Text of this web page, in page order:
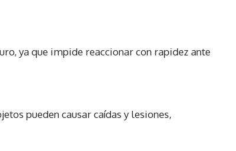
ya que impide reaccionar con rapidez ante
pueden causar caídas y lesiones,